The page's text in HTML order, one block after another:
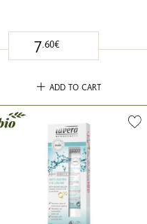
7.60€
ADD TO CART